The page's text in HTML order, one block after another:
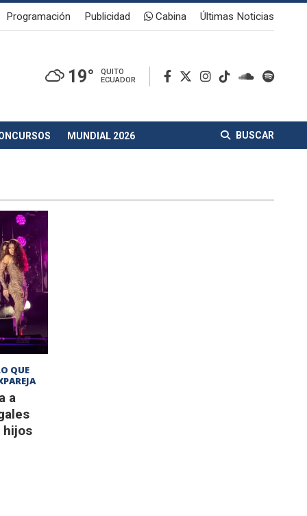
Programación Publicidad Cabina Últimas Noticias
19°
QUITO
ECUADOR
MUNDIAL 2026 BUSCAR
QUE
a
hijos